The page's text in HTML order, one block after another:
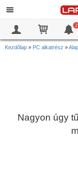
2
Kezdőlap » PC alkatrész »
Nagyon úgy